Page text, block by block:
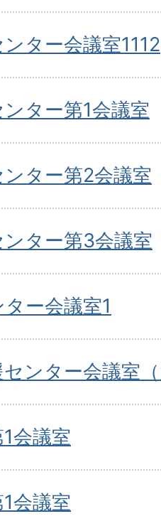
ター会議室1112
ター第1会議室
ター第2会議室
ター第3会議室
ー会議室1
ンター会議室
会議室
会議室